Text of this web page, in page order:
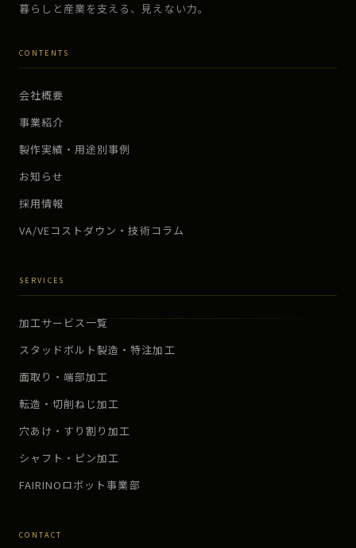
暮らしと産業を支える、見えない力。
CONTENTS
会社概要
事業紹介
製作実績・用途別事例
お知らせ
採用情報
VA/VEコストダウン・技術コラム
SERVICES
加工サービス一覧
スタッドボルト製造・特注加工
面取り・端部加工
転造・切削ねじ加工
穴あけ・すり割り加工
シャフト・ピン加工
FAIRINOロボット事業部
CONTACT